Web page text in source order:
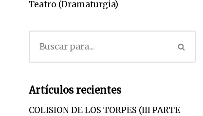
Teatro (Dramaturgia)
Artículos recientes
COLISION DE LOS TORPES (III PARTE